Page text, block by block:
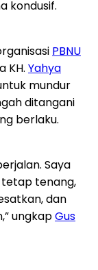
kondusif.
PBNU
KH. Yahya
mundur
ditangani
berlaku.
Saya
tetap tenang,
dan
ungkapGus